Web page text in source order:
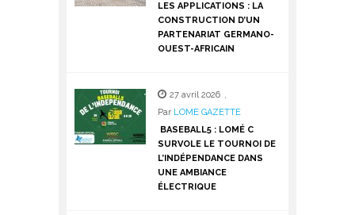
LES APPLICATIONS : LA
CONSTRUCTION D’UN
PARTENARIAT GERMANO-
OUEST-AFRICAIN
27 avril 2026 ,
Par LOME GAZETTE
BASEBALL5 : LOMÉ C
SURVOLE LE TOURNOI DE
L’INDÉPENDANCE DANS
UNE AMBIANCE
ÉLECTRIQUE